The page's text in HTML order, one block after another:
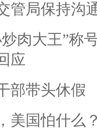
管局保持沟
肉大王”称
应
部带头休假
美国怕什么